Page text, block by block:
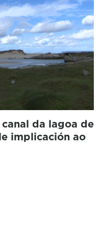
da lagoa de
implicación ao